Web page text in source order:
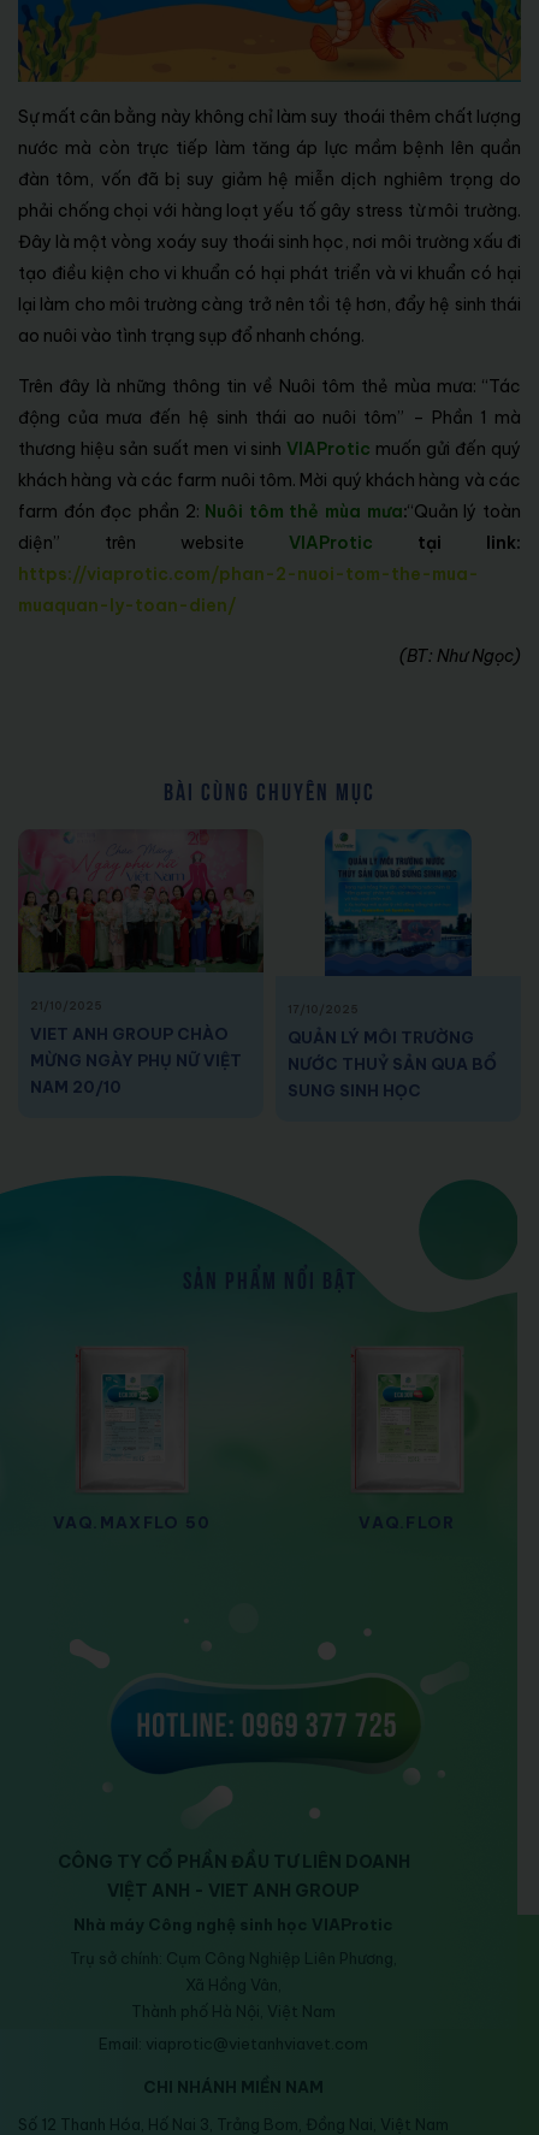
Sự mất cân bằng này không chỉ làm suy thoái thêm chất lượng
nước mà còn trực tiếp làm tăng áp lực mầm bệnh lên quần
đàn tôm, vốn đã bị suy giảm hệ miễn dịch nghiêm trọng do
phải chống chọi với hàng loạt yếu tố gây stress từ môi trường.
Đây là một vòng xoáy suy thoái sinh học, nơi môi trường xấu đi
tạo điều kiện cho vi khuẩn có hại phát triển và vi khuẩn có hại
lại làm cho môi trường càng trở nên tồi tệ hơn, đẩy hệ sinh thái
ao nuôi vào tình trạng sụp đổ nhanh chóng.
Trên đây là những thông tin về Nuôi tôm thẻ mùa mưa: “Tác
động của mưa đến hệ sinh thái ao nuôi tôm” – Phần 1 mà
thương hiệu sản suất men vi sinhVIAProtic muốn gửi đến quý
khách hàng và các farm nuôi tôm. Mời quý khách hàng và các
farm đón đọc phần 2: Nuôi tôm thẻ mùa mưa:“Quản lý toàn
diện” trên website VIAProtic tại link:
https://viaprotic.com/phan-2-nuoi-tom-the-mua-
muaquan-ly-toan-dien/
(BT: Như Ngọc)
BÀI CÙNG CHUYÊN MỤC
21/10/2025
VIET ANH GROUP CHÀO
MỪNG NGÀY PHỤ NỮ VIỆT
NAM 20/10
17/10/2025
QUẢN LÝ MÔI TRƯỜNG
NƯỚC THUỶ SẢN QUA BỔ
SUNG SINH HỌC
SẢN PHẨM NỔI BẬT
VAQ.MAXFLO 50 VAQ.FLOR
CÔNG TY CỔ PHẦN ĐẦU TƯ LIÊN DOANH
VIỆT ANH - VIET ANH GROUP
Nhà máy Công nghệ sinh học VIAProtic
Trụ sở chính: Cụm Công Nghiệp Liên Phương,
Xã Hồng Vân,
Thành phố Hà Nội, Việt Nam
Email: viaprotic@vietanhviavet.com
CHI NHÁNH MIỀN NAM
Số 12 Thanh Hóa, Hố Nai 3, Trảng Bom, Đồng Nai, Việt Nam